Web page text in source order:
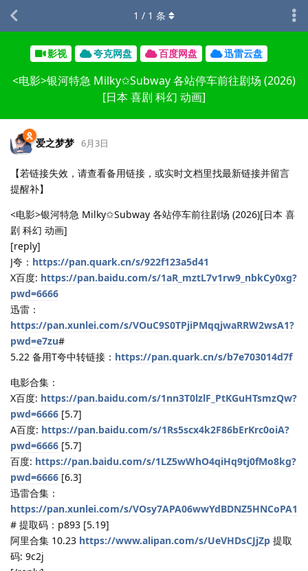
影视 夸克网盘 百度网盘 迅雷云盘
<电影>银河特急 Milky✩Subway 各站停车前往剧场 (2026)
[日本 喜剧 科幻 动画]
1 / 1 条
爱之梦梦 6月3日
【若链接失效，请查看备用链接，或实时文档里找最新链接并留言
提醒补】
<电影>银河特急 Milky✩Subway 各站停车前往剧场 (2026)[日本 喜
剧 科幻 动画]
[reply]
J夸： https://pan.quark.cn/s/922f123a5d41
X百度: https://pan.baidu.com/s/1aR_mztL7v1rw9_nbkCy0xg?
pwd=6666
迅雷：
https://pan.xunlei.com/s/VOuC9S0TPjiPMqqjwaRRW2wsA1?
pwd=e7zu#
5.22 备用T夸中转链接： https://pan.quark.cn/s/b7e703014d7f
电影合集：
X百度: https://pan.baidu.com/s/1nn3T0lzlF_PtKGuHTsmzQw?
pwd=6666 [5.7]
A百度: https://pan.baidu.com/s/1Rs5scx4k2F86bErKrc0oiA?
pwd=6666 [5.7]
百度: https://pan.baidu.com/s/1LZ5wWhO4qiHq9tj0fMo8kg?
pwd=6666 [6.3]
迅雷合集：
https://pan.xunlei.com/s/VOsy7APA06wwYdBDNZ5HNCoPA1
# 提取码：p893 [5.19]
阿里合集 10.23 https://www.alipan.com/s/UeVHDsCJjZp 提取
码: 9c2j